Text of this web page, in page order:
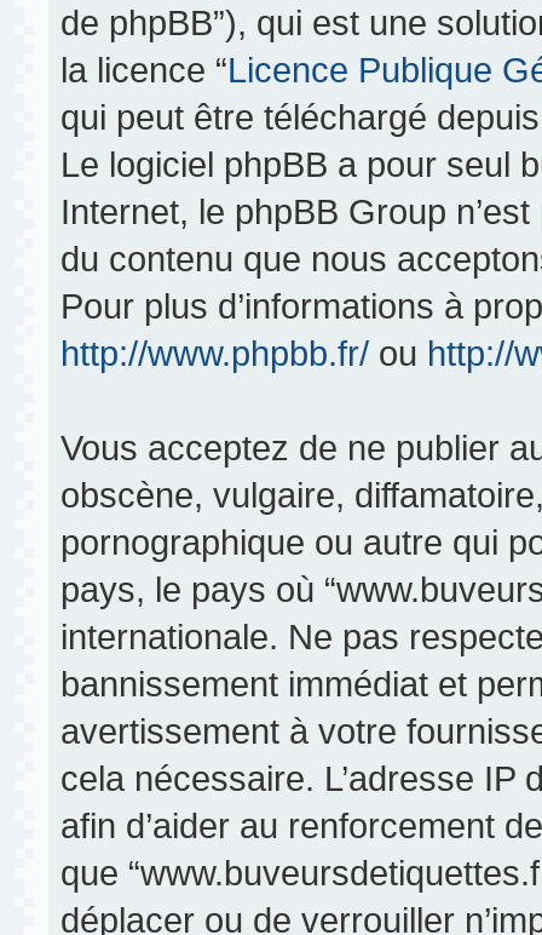
de phpBB”), qui est une
la licence “Licence Publique
qui peut être téléchargé
Le logiciel phpBB a pour seul
Internet, le phpBB Group
du contenu que nous
Pour plus d’informations à
http://www.phpbb.fr/ ou http://
Vous acceptez de ne publier
obscène, vulgaire,
pornographique ou autre qui
pays, le pays où
internationale. Ne pas
bannissement immédiat et
avertissement à votre
cela nécessaire. L’adresse
afin d’aider au renforcement
que
déplacer ou de verrouiller